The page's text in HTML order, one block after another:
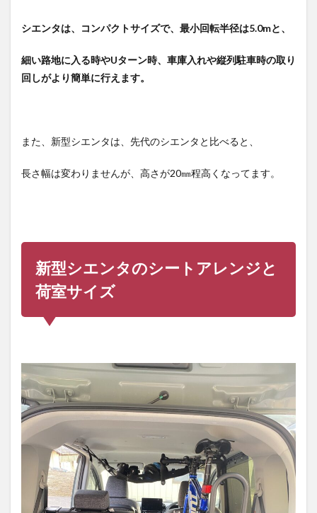
シエンタは、コンパクトサイズで、最小回転半径は5.0mと、
細い路地に入る時やUターン時、車庫入れや縦列駐車時の取り
回しがより簡単に行えます。
また、新型シエンタは、先代のシエンタと比べると、
長さ幅は変わりませんが、高さが20㎜程高くなってます。
新型シエンタのシートアレンジと
荷室サイズ